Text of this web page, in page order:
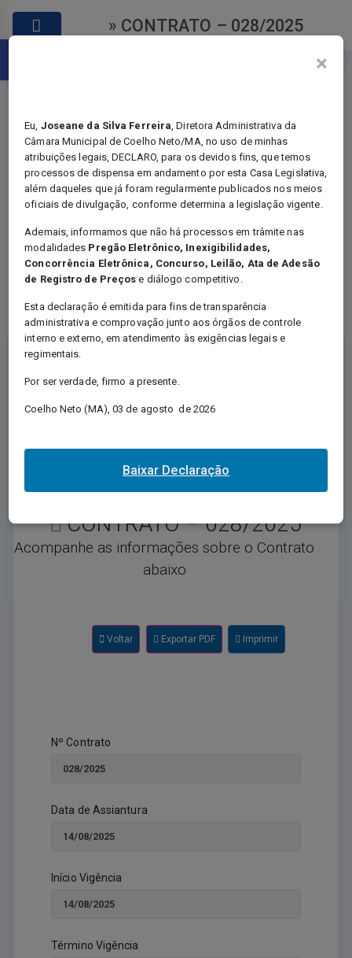
Abrir a barra de ferramentas
» CONTRATO – 028/2025
Contratos
Você está em:
Home
Certames - Contratos
como Lei de Acesso à Informação - LAI,
regulamenta o direito, previsto na Constituição,
de qualquer pessoa solicitar e receber dos
entes e Poderes, informações públicas por
eles produzidas ou custodiadas.
CONTRATO – 028/2025
Acompanhe as informações sobre o Contrato
abaixo
Voltar Exportar PDF Imprimir
Nº Contrato
Data de Assiantura
Início Vigência
Término Vigência
×
Eu, Joseane da Silva Ferreira, Diretora Administrativa da
Câmara Municipal de Coelho Neto/MA, no uso de minhas
atribuições legais, DECLARO, para os devidos fins, que temos
processos de dispensa em andamento por esta Casa Legislativa,
além daqueles que já foram regularmente publicados nos meios
oficiais de divulgação, conforme determina a legislação vigente.
Ademais, informamos que não há processos em trâmite nas
modalidades Pregão Eletrônico, Inexigibilidades,
Concorrência Eletrônica, Concurso, Leilão, Ata de Adesão
de Registro de Preços e diálogo competitivo.
Esta declaração é emitida para fins de transparência
administrativa e comprovação junto aos órgãos de controle
interno e externo, em atendimento às exigências legais e
regimentais.
Por ser verdade, firmo a presente.
Coelho Neto (MA), 03 de agosto de 2026
Baixar Declaração